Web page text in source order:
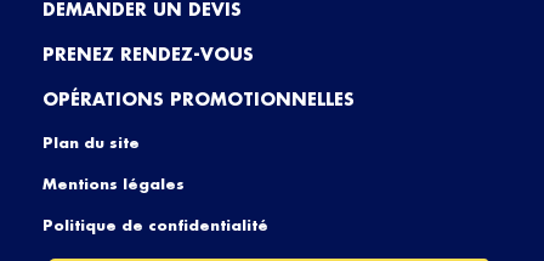
DEMANDER UN DEVIS
PRENEZ RENDEZ-VOUS
OPÉRATIONS PROMOTIONNELLES
Plan du site
Mentions légales
Politique de confidentialité